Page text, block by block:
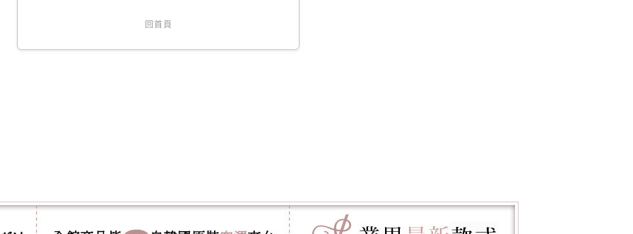
回首頁